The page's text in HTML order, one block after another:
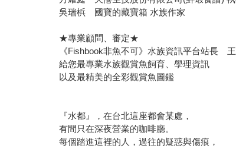
吳瑞梹 國寶的藏寶箱 水族作家
★專業顧問、審定★
《Fishbook非魚不可》水族資訊平台站長
給您最專業水族觀賞魚飼育、學理資訊
以及最精美的全彩觀賞魚圖鑑
『水都』，在台北這座都會某處，
有間只在深夜營業的咖啡廳。
每個踏進這裡的人，過往的疑惑與傷痕，